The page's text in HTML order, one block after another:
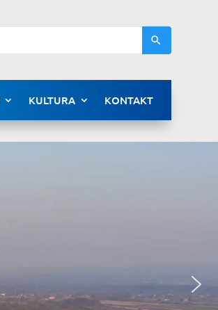
KULTURA KONTAKT